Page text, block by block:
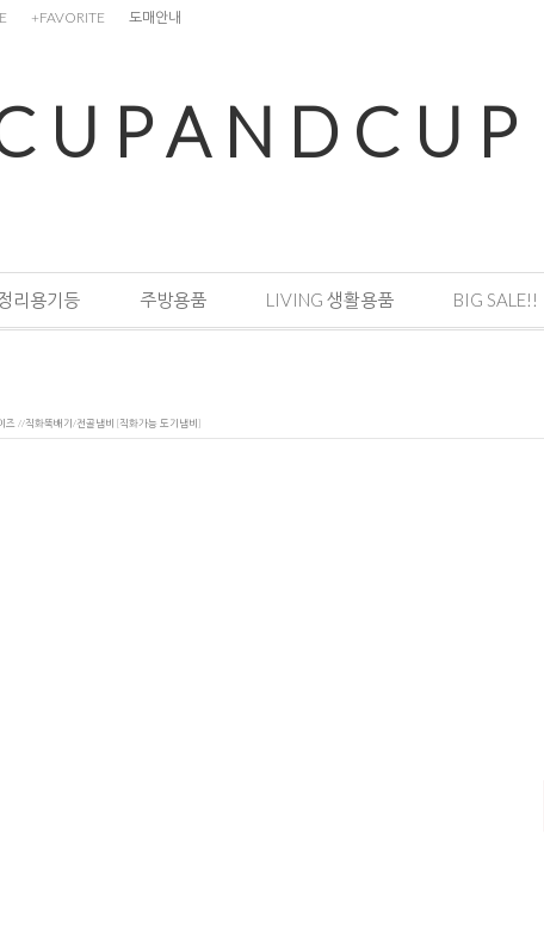
+FAVORITE 도매안내
U P A N D C U P
리용기등 주방용품 LIVING 생활용품 BIG SALE!!
//직화뚝배기/전골냄비 [직화가능 도기냄비]